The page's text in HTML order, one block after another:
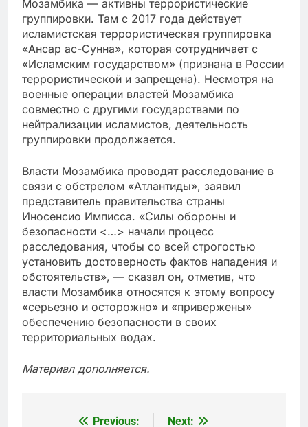
Мозамбика — активны террористические
группировки. Там с 2017 года действует
исламистская террористическая группировка
«Ансар ас-Сунна», которая сотрудничает с
«Исламским государством» (признана в России
террористической и запрещена). Несмотря на
военные операции властей Мозамбика
совместно с другими государствами по
нейтрализации исламистов, деятельность
группировки продолжается.
Власти Мозамбика проводят расследование в
связи с обстрелом «Атлантиды», заявил
представитель правительства страны
Иносенсио Имписса. «Силы обороны и
безопасности <…> начали процесс
расследования, чтобы со всей строгостью
установить достоверность фактов нападения и
обстоятельств», — сказал он, отметив, что
власти Мозамбика относятся к этому вопросу
«серьезно и осторожно» и «привержены»
обеспечению безопасности в своих
территориальных водах.
Материал дополняется.
Previous: Next: